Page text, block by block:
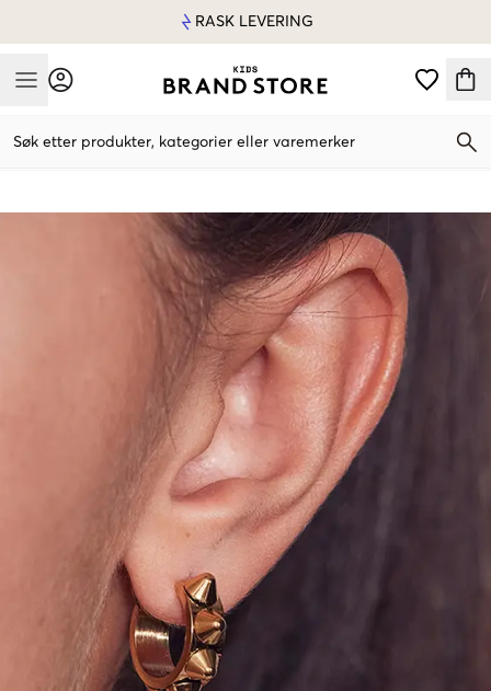
RASK LEVERING
Mobile Menu
Søk etter produkter, kategorier eller varemerker